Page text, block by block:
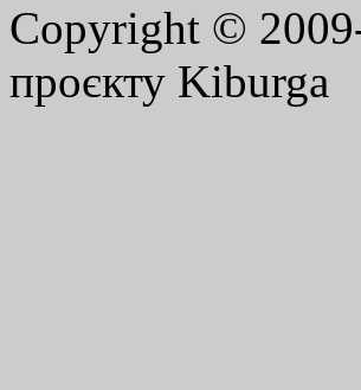
Copyright ©
проєкту Kiburga